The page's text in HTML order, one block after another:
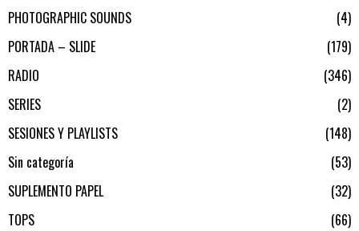
PHOTOGRAPHIC SOUNDS
4
PORTADA – SLIDE
179
RADIO
346
SERIES
2
SESIONES Y PLAYLISTS
148
Sin categoría
53
SUPLEMENTO PAPEL
32
TOPS
66